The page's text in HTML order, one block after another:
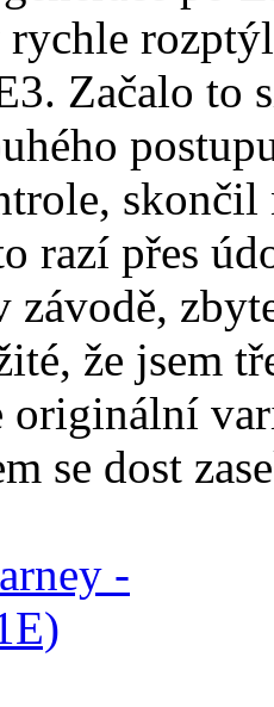
Začalo to
skončil
razí přes
závodě,
že jsem
se dost